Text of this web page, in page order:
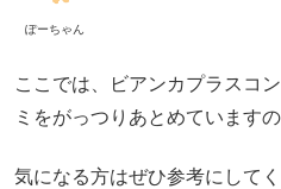
ぽーちゃん
ここでは、ビアンカプラスコ
ミをがっつりあとめていますの
気になる方はぜひ参考にして